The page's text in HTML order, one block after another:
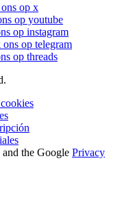
op x
op youtube
op instagram
ons op telegram
op threads
the Google Privacy